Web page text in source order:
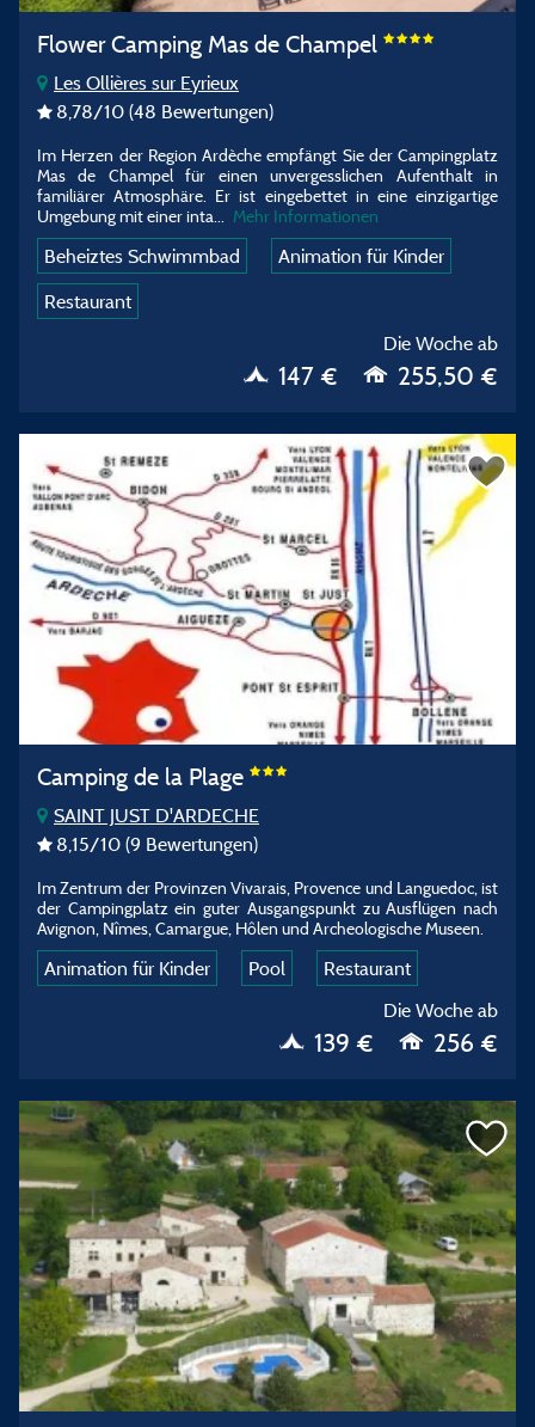
Flower Camping Mas de Champel
Les Ollières sur Eyrieux
8,78/10 (48 Bewertungen)
Im Herzen der Region Ardèche empfängt Sie der Campingplatz
Mas de Champel für einen unvergesslichen Aufenthalt in
familiärer Atmosphäre. Er ist eingebettet in eine einzigartige
Umgebung mit einer inta...
Mehr Informationen
Beheiztes Schwimmbad
Animation für Kinder
Restaurant
Die Woche ab
147 € 255,50 €
Camping de la Plage
SAINT JUST D'ARDECHE
8,15/10 (9 Bewertungen)
Im Zentrum der Provinzen Vivarais, Provence und Languedoc, ist
der Campingplatz ein guter Ausgangspunkt zu Ausflügen nach
Avignon, Nîmes, Camargue, Hôlen und Archeologische Museen.
Animation für Kinder Pool
Restaurant
Die Woche ab
139 € 256 €